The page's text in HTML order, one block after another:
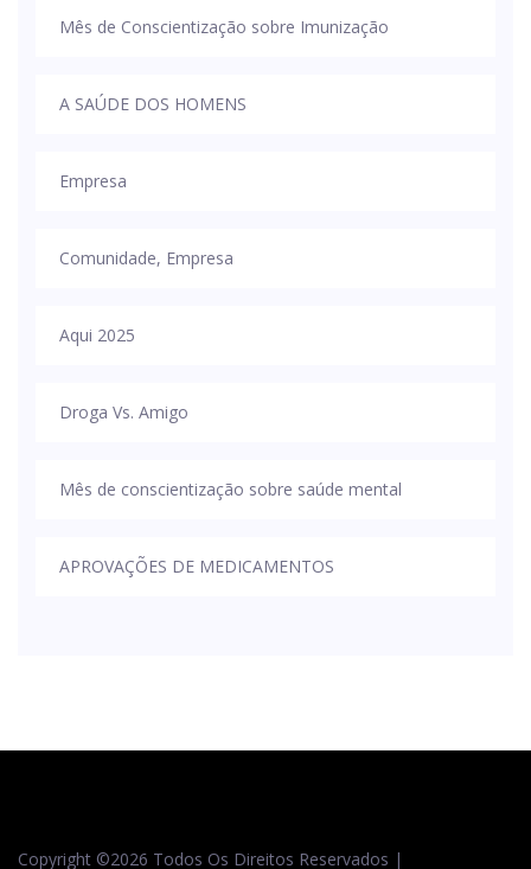
Mês de Conscientização sobre Imunização
A SAÚDE DOS HOMENS
Empresa
Comunidade, Empresa
Aqui 2025
Droga Vs. Amigo
Mês de conscientização sobre saúde mental
APROVAÇÕES DE MEDICAMENTOS
Copyright ©2026 Todos Os Direitos Reservados |